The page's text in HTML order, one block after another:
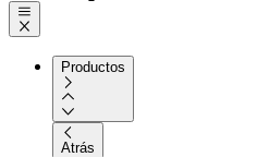
Productos
Atrás